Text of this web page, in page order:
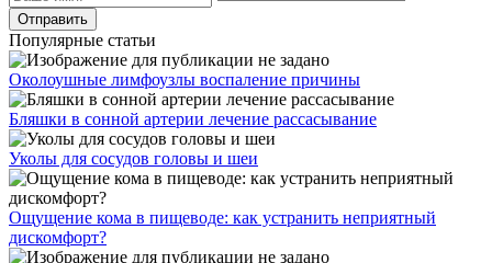
Популярные статьи
Околоушные лимфоузлы воспаление причины
Бляшки в сонной артерии лечение рассасывание
Уколы для сосудов головы и шеи
Ощущение кома в пищеводе: как устранить неприятный
дискомфорт?